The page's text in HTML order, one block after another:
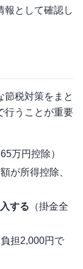
報として確認し
節税対策をまと
行うことが重要
65万円控除）
が所得控除、
する （掛金全
負担2,000円で